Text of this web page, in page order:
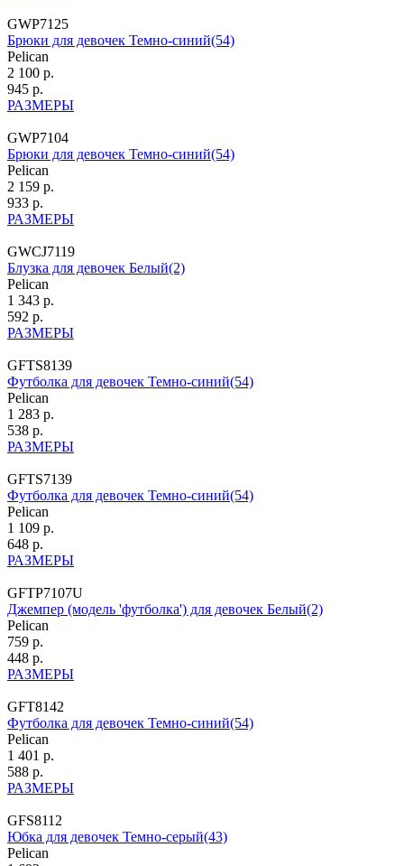
GWP7125
Брюки для девочек Темно-синий(54)
Pelican
2 100 р.
945 р.
РАЗМЕРЫ
GWP7104
Брюки для девочек Темно-синий(54)
Pelican
2 159 р.
933 р.
РАЗМЕРЫ
GWCJ7119
Блузка для девочек Белый(2)
Pelican
1 343 р.
592 р.
РАЗМЕРЫ
GFTS8139
Футболка для девочек Темно-синий(54)
Pelican
1 283 р.
538 р.
РАЗМЕРЫ
GFTS7139
Футболка для девочек Темно-синий(54)
Pelican
1 109 р.
648 р.
РАЗМЕРЫ
GFTP7107U
Джемпер (модель 'футболка') для девочек Белый(2)
Pelican
759 р.
448 р.
РАЗМЕРЫ
GFT8142
Футболка для девочек Темно-синий(54)
Pelican
1 401 р.
588 р.
РАЗМЕРЫ
GFS8112
Юбка для девочек Темно-серый(43)
Pelican